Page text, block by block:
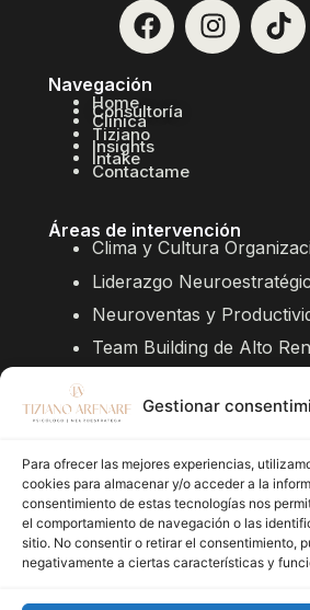
Gestionar
Para ofrecer las mejores experiencias,
cookies para almacenar y/o acceder a la
consentimiento de estas tecnologías nos
el comportamiento de navegación o las
sitio. No consentir o retirar el consentimiento,
negativamente a ciertas características y
Navegación
Home
Consultoría
Clínica
Tiziano
Insights
Intake
Contactame
Áreas de intervención
Clima y Cultura
Liderazgo
Neuroventas y
Team Building de Alto
Da el siguiente paso hacia una
estratégica o una valoración
Solicitar NeuroAudit